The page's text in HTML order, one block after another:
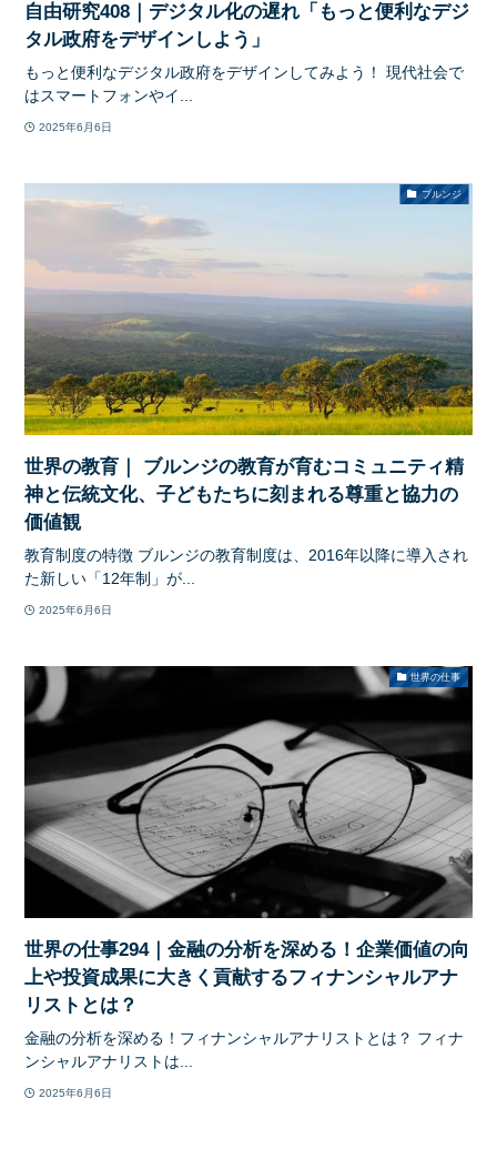
自由研究408｜デジタル化の遅れ「もっと便利なデジ
タル政府をデザインしよう」
もっと便利なデジタル政府をデザインしてみよう！ 現代社会で
はスマートフォンやイ...
2025年6月6日
ブルンジ
世界の教育｜ ブルンジの教育が育むコミュニティ精
神と伝統文化、子どもたちに刻まれる尊重と協力の
価値観
教育制度の特徴 ブルンジの教育制度は、2016年以降に導入され
た新しい「12年制」が...
2025年6月6日
世界の仕事
世界の仕事294｜金融の分析を深める！企業価値の向
上や投資成果に大きく貢献するフィナンシャルアナ
リストとは？
金融の分析を深める！フィナンシャルアナリストとは？ フィナ
ンシャルアナリストは...
2025年6月6日